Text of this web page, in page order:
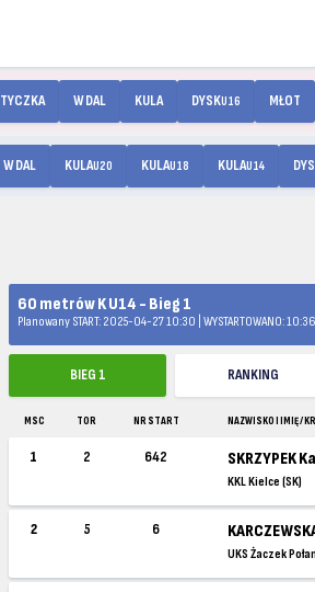
TYCZKA W DAL KULA DYSKU16 MŁOT
W DAL KULAU20 KULAU18 KULAU14
60 metrów K U14 - Bieg 1
Planowany START: 2025-04-27 10:30 | WYSTARTOWANO:
BIEG 1 RANKING
MSC TOR NR START NAZWISKO I IMIĘ /
1 2 642 SKRZYPEK
KKL Kielce (SK)
2 5 6
UKS Żaczek